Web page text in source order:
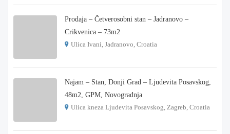
Prodaja – Četverosobni stan – Jadranovo –
Crikvenica – 73m2
Ulica Ivani, Jadranovo, Croatia
Najam – Stan, Donji Grad – Ljudevita Posavskog,
48m2, GPM, Novogradnja
Ulica kneza Ljudevita Posavskog, Zagreb, Croatia